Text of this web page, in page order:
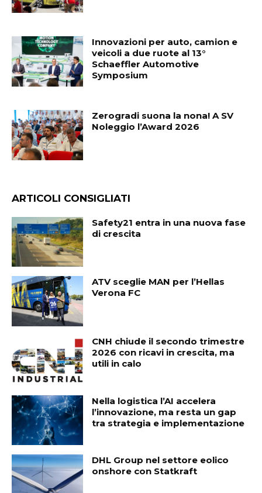
Innovazioni per auto, camion e
veicoli a due ruote al 13°
Schaeffler Automotive
Symposium
Zerogradi suona la nona! A SV
Noleggio l’Award 2026
ARTICOLI CONSIGLIATI
Safety21 entra in una nuova fase
di crescita
ATV sceglie MAN per l’Hellas
Verona FC
CNH chiude il secondo trimestre
2026 con ricavi in crescita, ma
utili in calo
Nella logistica l’AI accelera
l’innovazione, ma resta un gap
tra strategia e implementazione
DHL Group nel settore eolico
onshore con Statkraft